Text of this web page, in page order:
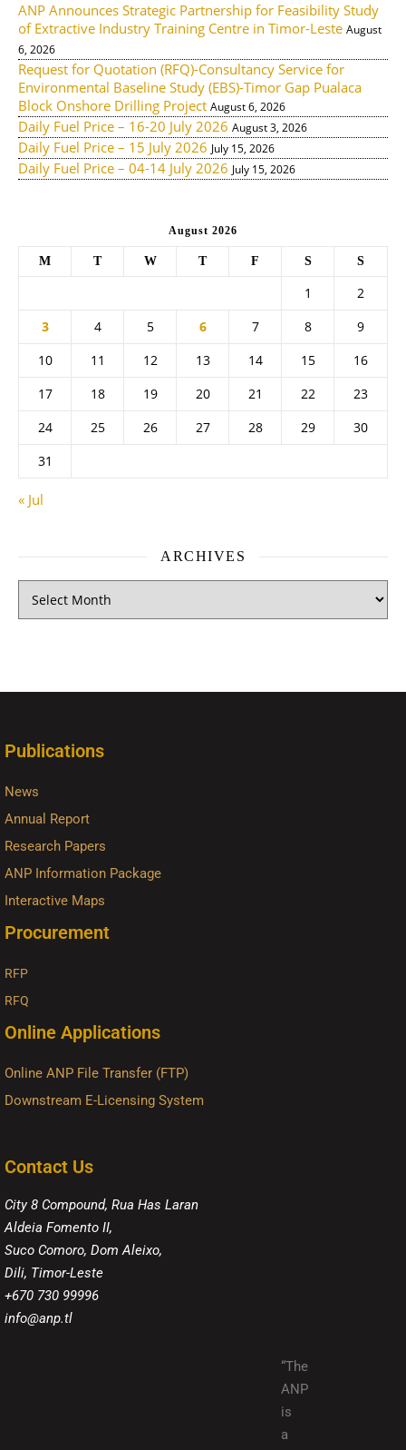
ANP Announces Strategic Partnership for Feasibility Study
of Extractive Industry Training Centre in Timor-Leste August
6, 2026
Request for Quotation (RFQ)-Consultancy Service for
Environmental Baseline Study (EBS)-Timor Gap Pualaca
Block Onshore Drilling Project August 6, 2026
Daily Fuel Price – 16-20 July 2026 August 3, 2026
Daily Fuel Price – 15 July 2026 July 15, 2026
Daily Fuel Price – 04-14 July 2026 July 15, 2026
August 2026
M T W T F S S
1
2
3
4 5 6 7 8
9
10
11 12 13 14 15
16
17
18 19 20 21 22
23
24
25 26 27 28 29
30
31
« Jul
ARCHIVES
Publications
News
Annual Report
Research Papers
ANP Information Package
Interactive Maps
Procurement
RFP
RFQ
Online Applications
Online ANP File Transfer (FTP)
Downstream E-Licensing System
Contact Us
City 8 Compound, Rua Has Laran
Aldeia Fomento II,
Suco Comoro, Dom Aleixo,
Dili, Timor-Leste
+670 730 99996
info@anp.tl
“The
ANP
is
a